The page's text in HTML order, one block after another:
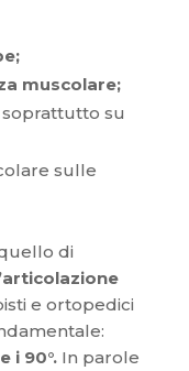
muscolare;
soprattutto su
sulle
di
e ortopedici
i 90°.In parole